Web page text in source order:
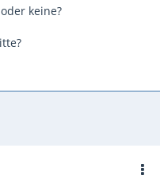
keine?